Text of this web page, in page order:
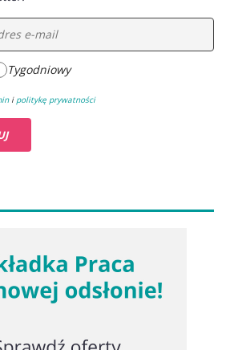
Tygodniowy
i politykę prywatności